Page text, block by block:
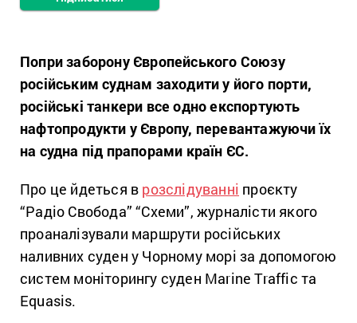
Попри заборону Європейського Союзу
російським суднам заходити у його порти,
російські танкери все одно експортують
нафтопродукти у Європу, перевантажуючи їх
на судна під прапорами країн ЄС.
Про це йдеться в розслідуванні проєкту
“Радіо Свобода” “Схеми”, журналісти якого
проаналізували маршрути російських
наливних суден у Чорному морі за допомогою
систем моніторингу суден Marine Traffic та
Equasis.